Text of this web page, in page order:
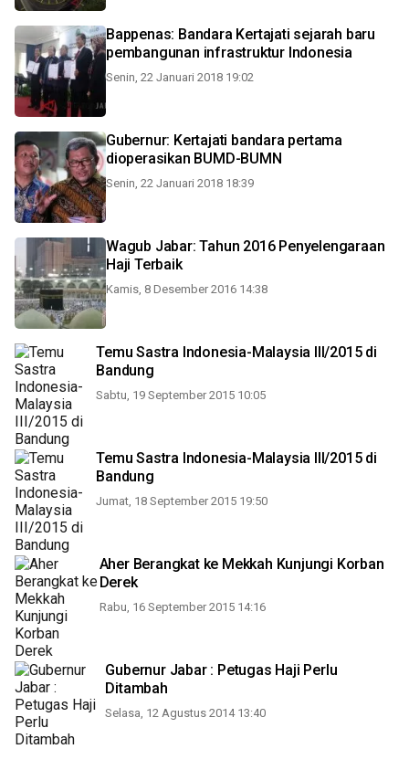
Bappenas: Bandara Kertajati sejarah baru
pembangunan infrastruktur Indonesia
Senin, 22 Januari 2018 19:02
Gubernur: Kertajati bandara pertama
dioperasikan BUMD-BUMN
Senin, 22 Januari 2018 18:39
Wagub Jabar: Tahun 2016 Penyelengaraan
Haji Terbaik
Kamis, 8 Desember 2016 14:38
Temu Sastra Indonesia-Malaysia III/2015 di
Bandung
Sabtu, 19 September 2015 10:05
Temu Sastra Indonesia-Malaysia III/2015 di
Bandung
Jumat, 18 September 2015 19:50
Aher Berangkat ke Mekkah Kunjungi Korban
Derek
Rabu, 16 September 2015 14:16
Gubernur Jabar : Petugas Haji Perlu
Ditambah
Selasa, 12 Agustus 2014 13:40